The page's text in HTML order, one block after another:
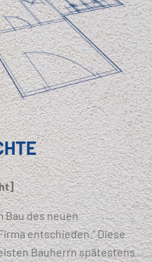
Bau des neuen
entschieden.“ Diese
Bauherrn spätestens